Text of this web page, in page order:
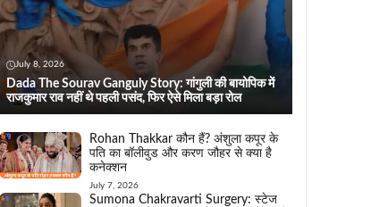
July 8, 2026
Dada The Sourav Ganguly Story: गांगुली की बायोपिक में
राजकुमार राव नहीं थे पहली पसंद, फिर ऐसे मिला बड़ा रोल
Rohan Thakkar कौन हैं? अंशुला कपूर के
पति का बॉलीवुड और करण जौहर से क्या है
कनेक्शन
July 7, 2026
Sumona Chakravarti Surgery: स्टेज